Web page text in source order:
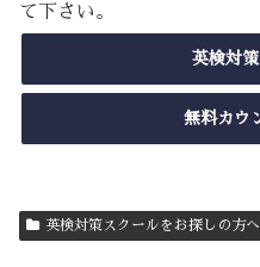
て下さい。
英検対
無料カウ
英検対策スクールをお探しの方へ